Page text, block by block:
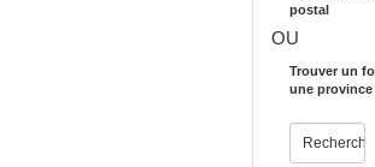
postal
OU
Trouver un
une